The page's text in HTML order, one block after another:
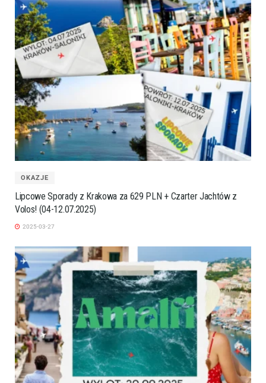
OKAZJE
Lipcowe Sporady z Krakowa za 629 PLN + Czarter Jachtów z
Volos! (04-12.07.2025)
2025-03-27